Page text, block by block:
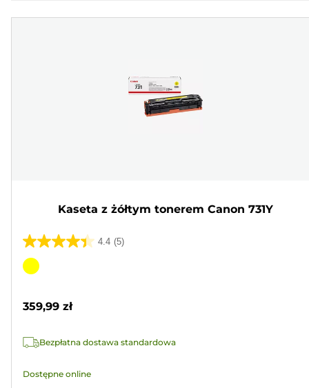
Kaseta z żółtym tonerem Canon 731Y
4.4 (5)
4.4
na
5
Wkład
359,99 zł
Bezpłatna dostawa standardowa
Dostępne online